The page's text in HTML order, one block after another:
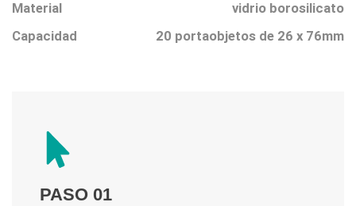
Material
vidrio borosilicato
Capacidad
20 portaobjetos de 26 x 76mm
PASO 01